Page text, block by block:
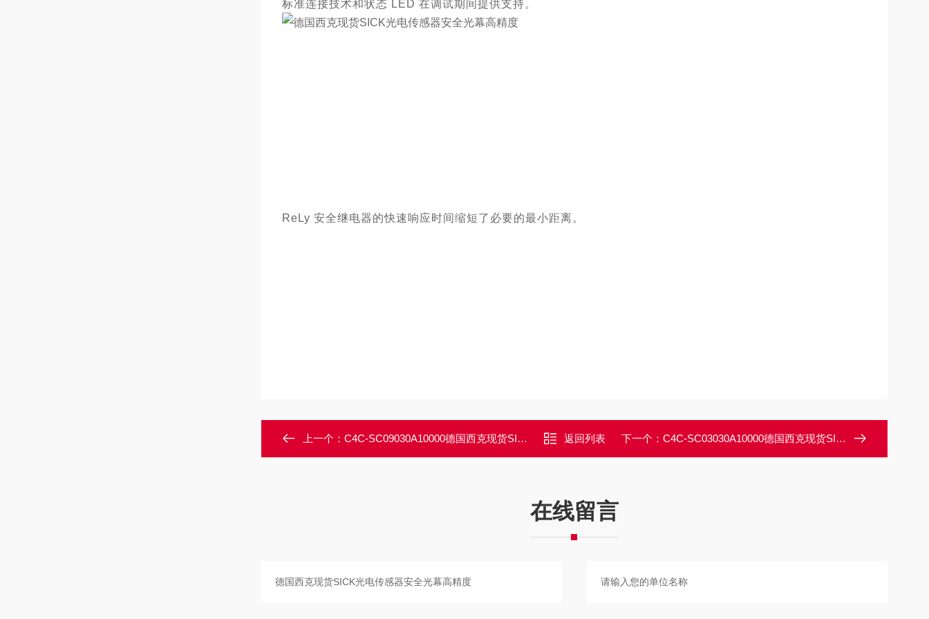
标准连接技术和状态 LED 在调试期间提供支持。
ReLy 安全继电器的快速响应时间缩短了必要的最小距离。
上一个： C4C-SC09030A10000德国西克现货SICK光电传感器安全光幕高精度 返回列表 下一个： C4C-SC03030A10000德国西克现货SICK光电传感器安全光幕
在线留言